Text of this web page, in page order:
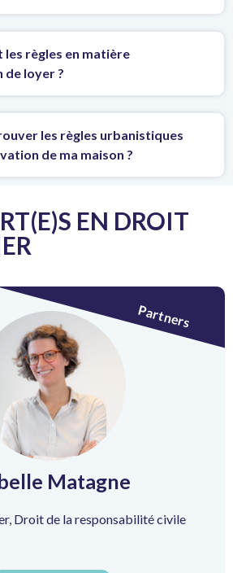
les règles en matière
loyer ?
les règles urbanistiques
de ma maison ?
EN DROIT
Matagne
, Droit de la responsabilité civile
Partners